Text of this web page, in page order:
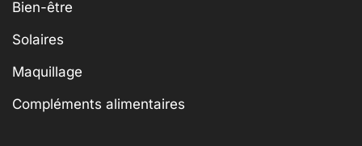
Bien-être
Solaires
Maquillage
Compléments alimentaires